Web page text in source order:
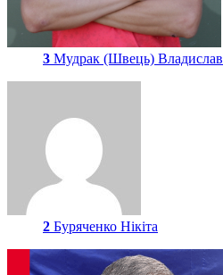
3 Мудрак (Швець) Владислав
2 Буряченко Нікіта